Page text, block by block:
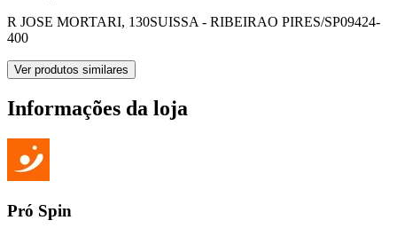
R JOSE MORTARI, 130SUISSA - RIBEIRAO PIRES/SP09424-
400
Ver produtos similares
Informações da loja
Pró Spin